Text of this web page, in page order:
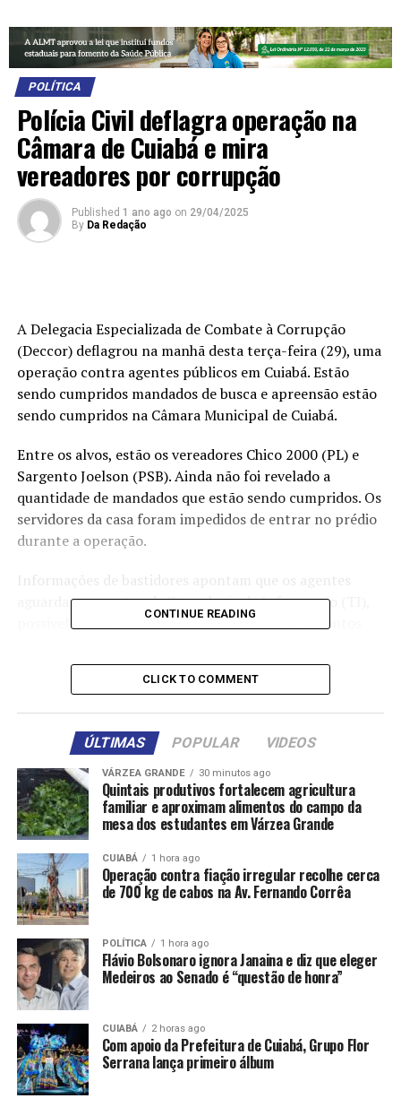
POLÍTICA
Polícia Civil deflagra operação na
Câmara de Cuiabá e mira
vereadores por corrupção
Published 1 ano ago on 29/04/2025
By Da Redação
A Delegacia Especializada de Combate à Corrupção
(Deccor) deflagrou na manhã desta terça-feira (29), uma
operação contra agentes públicos em Cuiabá. Estão
sendo cumpridos mandados de busca e apreensão estão
sendo cumpridos na Câmara Municipal de Cuiabá.
Entre os alvos, estão os vereadores Chico 2000 (PL) e
Sargento Joelson (PSB). Ainda não foi revelado a
quantidade de mandados que estão sendo cumpridos. Os
servidores da casa foram impedidos de entrar no prédio
durante a operação.
Informações de bastidores apontam que os agentes
aguardavam o setor de Tecnologia da Informação (TI),
possivelmente para o recolhimento de equipamentos
Mais informações em instantes.
Comentários
RELATED TOPICS: CÂMARA CIVIL
DEFLAGRA
DESTAQUE MIRA OPERAÇÃO
POLICIA
POLITICA
POR VEREADORES
UP NEXT
Juíza determina afastamento de Chico 2000 e Sargento
Joelson após operação da Polícia Civil
DON'T MISS
Wellington celebra decisão do STF que restabelece veto
a incentivos fiscais à moratória da soja
CONTINUE READING
CLICK TO COMMENT
ÚLTIMAS POPULAR VIDEOS
VÁRZEA GRANDE 30 minutos ago
Quintais produtivos fortalecem agricultura
familiar e aproximam alimentos do campo da
mesa dos estudantes em Várzea Grande
CUIABÁ 1 hora ago
Operação contra fiação irregular recolhe cerca
de 700 kg de cabos na Av. Fernando Corrêa
POLÍTICA 1 hora ago
Flávio Bolsonaro ignora Janaina e diz que eleger
Medeiros ao Senado é “questão de honra”
CUIABÁ 2 horas ago
Com apoio da Prefeitura de Cuiabá, Grupo Flor
Serrana lança primeiro álbum